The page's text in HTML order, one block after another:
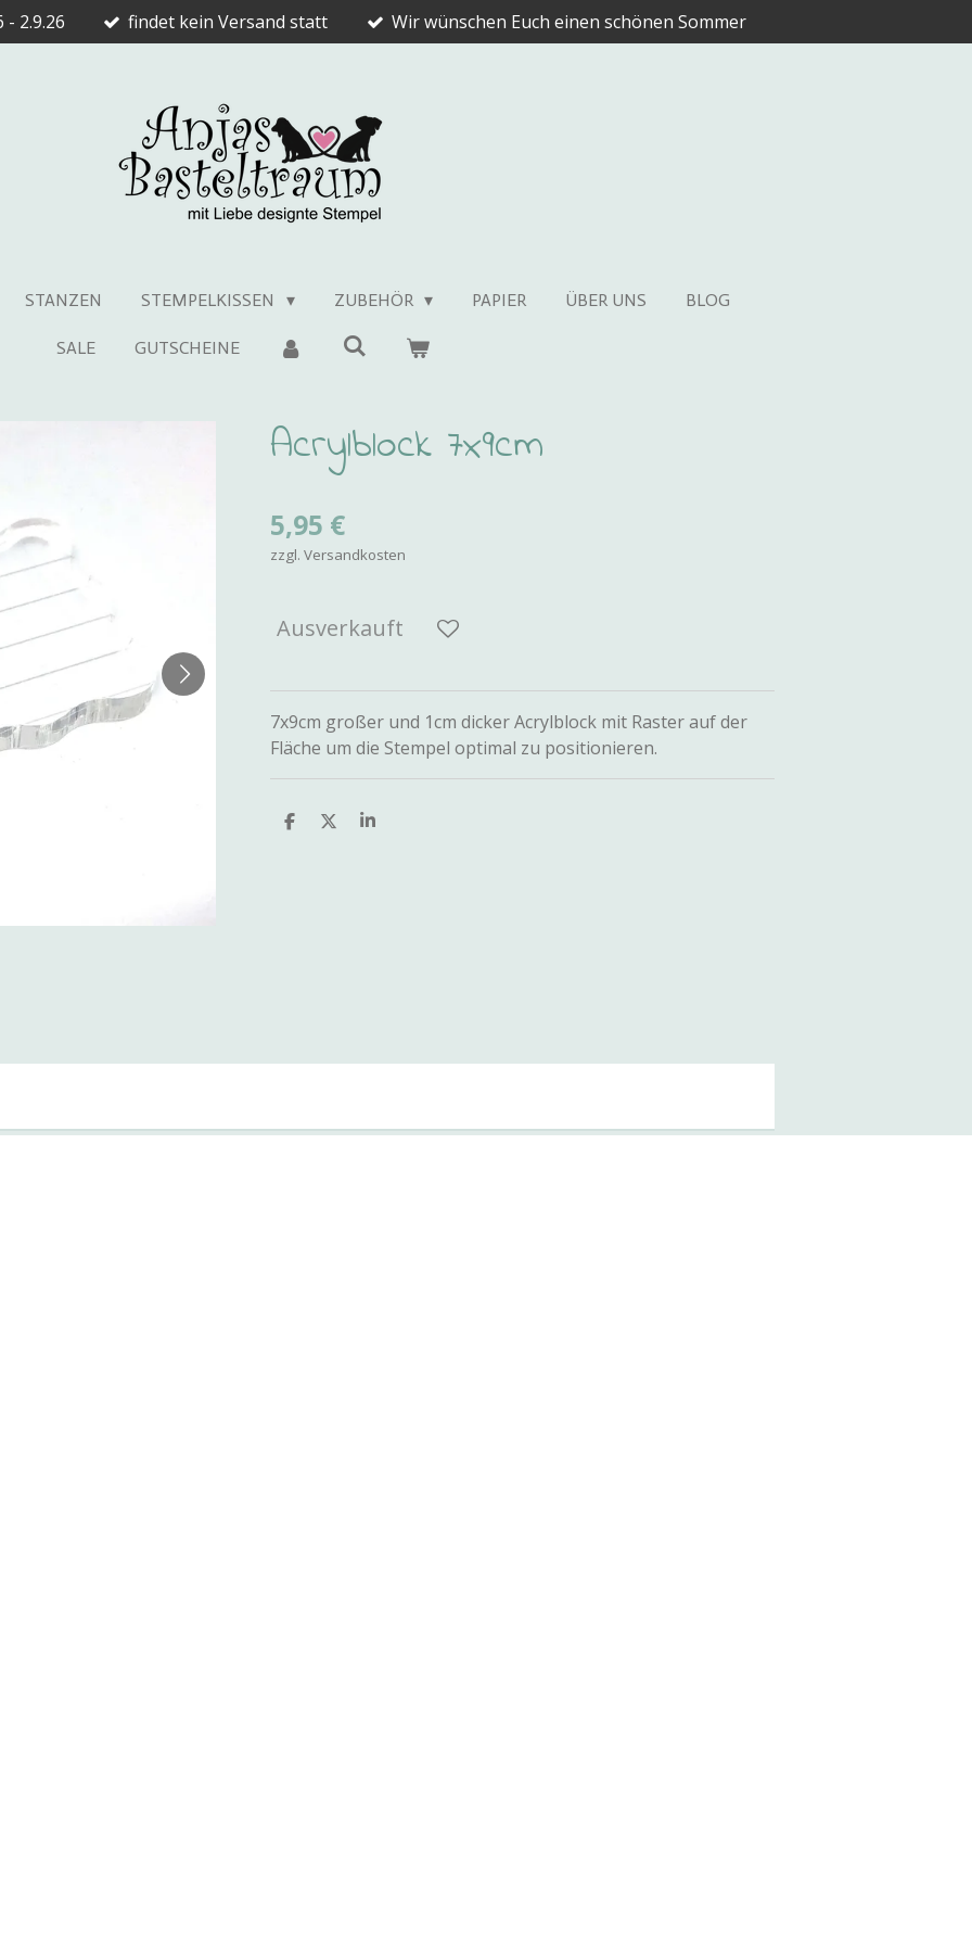
- 2.9.26 findet kein Versand statt Wir wünschen Euch einen schönen Sommer
STANZEN STEMPELKISSEN ZUBEHÖR PAPIER ÜBER UNS BLOG
SALE GUTSCHEINE
Acrylblock 7x9cm
5,95 €
zzgl. Versandkosten
Ausverkauft
7x9cm großer und 1cm dicker Acrylblock mit Raster auf der
Fläche um die Stempel optimal zu positionieren.
T
T
T